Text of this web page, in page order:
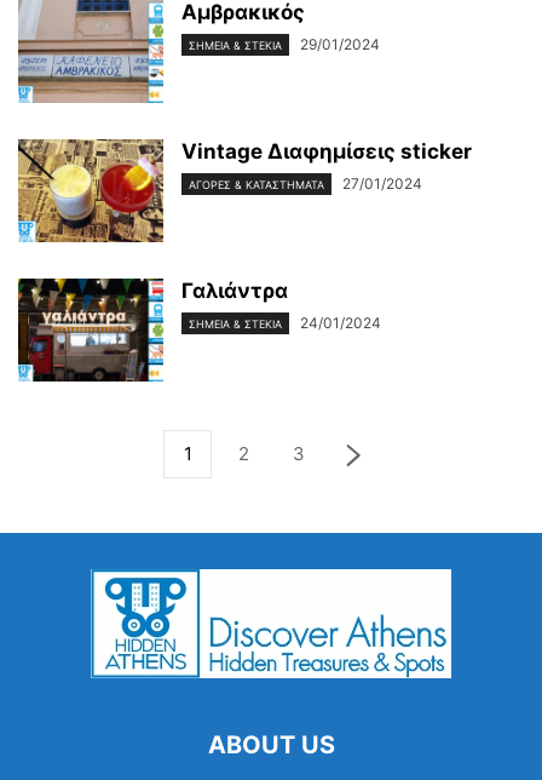
Αμβρακικός
ΣΗΜΕΊΑ & ΣΤΈΚΙΑ 29/01/2024
Vintage Διαφημίσεις sticker
ΑΓΟΡΈΣ & ΚΑΤΑΣΤΉΜΑΤΆ 27/01/2024
Γαλιάντρα
ΣΗΜΕΊΑ & ΣΤΈΚΙΑ 24/01/2024
1 2 3
ABOUT US